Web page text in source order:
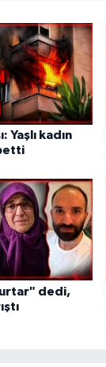
Yaşlı kadın
dedi,